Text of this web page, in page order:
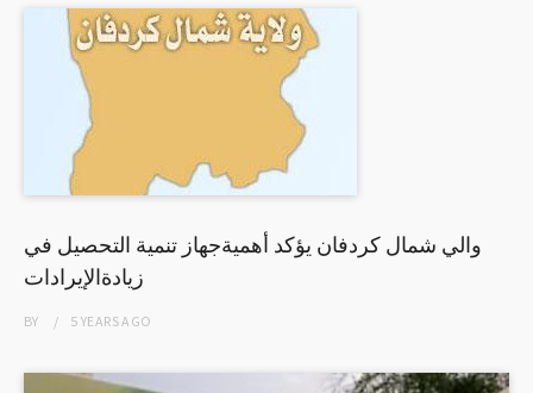
والي شمال كردفان يؤكد أهميةجهاز تنمية التحصيل في
زيادةالإيرادات
BY 5 YEARSAGO